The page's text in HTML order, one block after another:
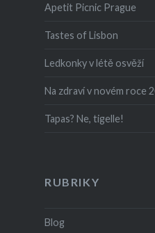
Apetit Picnic Prague
Tastes of Lisbon
Ledkonky v létě osvěží
Na zdraví v novém roce
Tapas? Ne, tigelle!
RUBRIKY
Blog